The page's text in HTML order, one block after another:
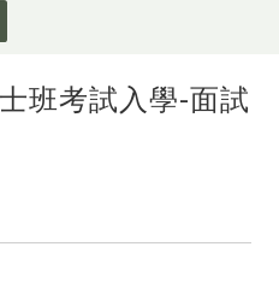
班考試入學-面試